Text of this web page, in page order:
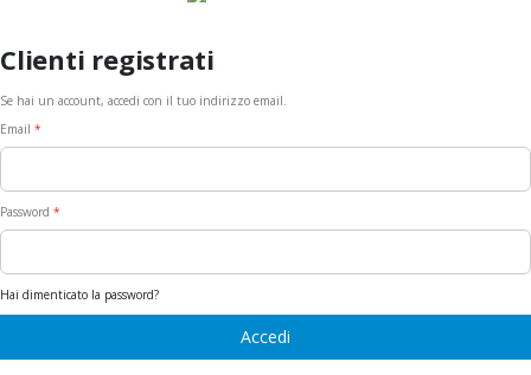
Clienti registrati
Se hai un account, accedi con il tuo indirizzo email.
Email
Password
Hai dimenticato la password?
Accedi